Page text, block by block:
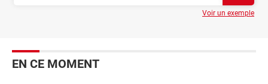
Voir un exemple
EN CE MOMENT